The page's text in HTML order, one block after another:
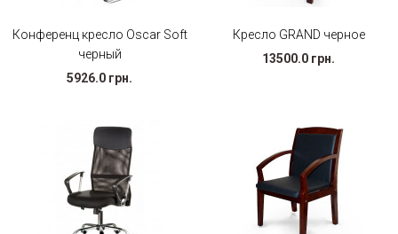
Конференц кресло Oscar Soft
черный
5926.0 грн.
Кресло GRAND черное
13500.0 грн.